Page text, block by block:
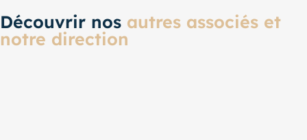
Découvrir nos autres associés et
notre direction